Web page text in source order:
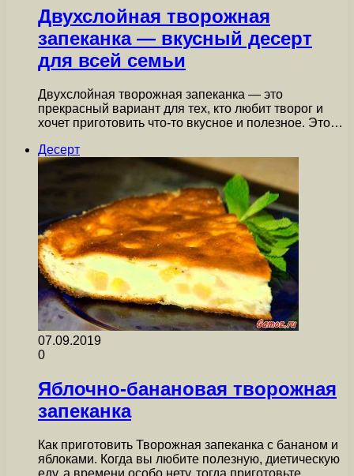
Двухслойная творожная
запеканка — вкусный десерт
для всей семьи
Двухслойная творожная запеканка — это
прекрасный вариант для тех, кто любит творог и
хочет приготовить что-то вкусное и полезное. Это…
Десерт
07.09.2019
0
Яблочно-банановая творожная
запеканка
Как приготовить Творожная запеканка с бананом и
яблоками. Когда вы любите полезную, диетическую
еду, а времени особо нету, тогда приготовьте…